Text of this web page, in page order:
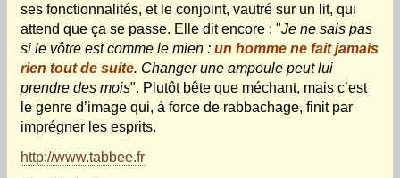
ses fonctionnalités, et le conjoint, vautré sur un lit, qui
attend que ça se passe. Elle dit encore : "Je ne sais pas
si le vôtre est comme le mien : un homme ne fait jamais
rien tout de suite. Changer une ampoule peut lui
prendre des mois". Plutôt bête que méchant, mais c’est
le genre d’image qui, à force de rabbachage, finit par
imprégner les esprits.
http://www.tabbee.fr